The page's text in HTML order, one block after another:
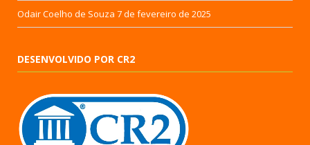
Odair Coelho de Souza 7 de fevereiro de 2025
DESENVOLVIDO POR CR2